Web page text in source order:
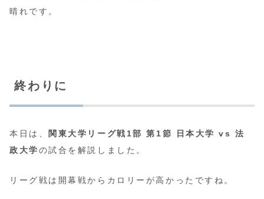
晴れです。
終わりに
本日は、関東大学リーグ戦1部 第1節 日本大学 vs 法
政大学の試合を解説しました。
リーグ戦は開幕戦からカロリーが高かったですね。